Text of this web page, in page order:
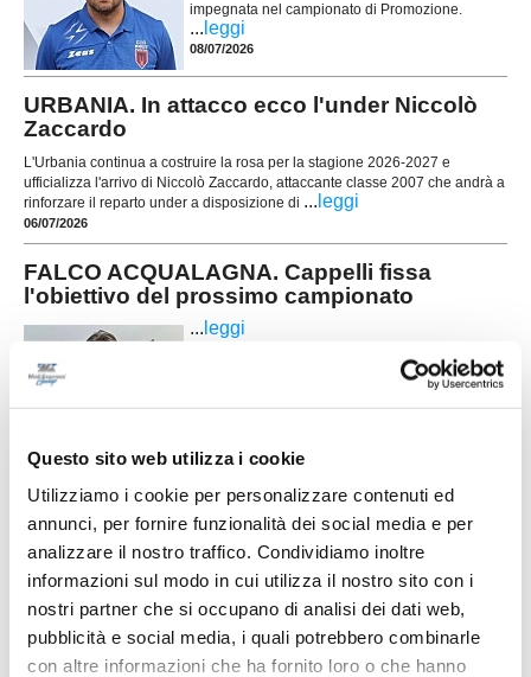
Questo sito web utilizza i cookie
Utilizziamo i cookie per personalizzare contenuti ed
annunci, per fornire funzionalità dei social media e per
analizzare il nostro traffico. Condividiamo inoltre
informazioni sul modo in cui utilizza il nostro sito con i
nostri partner che si occupano di analisi dei dati web,
pubblicità e social media, i quali potrebbero combinarle
con altre informazioni che ha fornito loro o che hanno
impegnata nel campionato di Promozione.
... leggi
08/07/2026
URBANIA. In attacco ecco l'under Niccolò
Zaccardo
L'Urbania continua a costruire la rosa per la stagione 2026-2027 e
ufficializza l'arrivo di Niccolò Zaccardo, attaccante classe 2007 che andrà a
rinforzare il reparto under a disposizione di ... leggi
06/07/2026
FALCO ACQUALAGNA. Cappelli fissa
l'obiettivo del prossimo campionato
... leggi
K-SPORT MONTECCHIO GALLO. Sulla
fascia arriva il giovane Valmori
Il K-Sport Montecchio Gallo investe sugli under e
mancino classe 2006 che andrà a rinforzare la
rosa in vista della prossima stagione. Cresciuto
nel settore giova
leggi
29/06/2026